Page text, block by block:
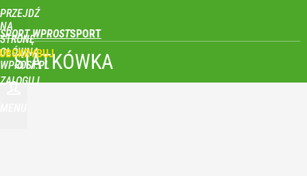
PRZEJDŹ
NA
STRONĘ
GŁÓWNĄ
WPROST.PL
SPORT WPROST
ZALOGUJ
SIATKÓWKA